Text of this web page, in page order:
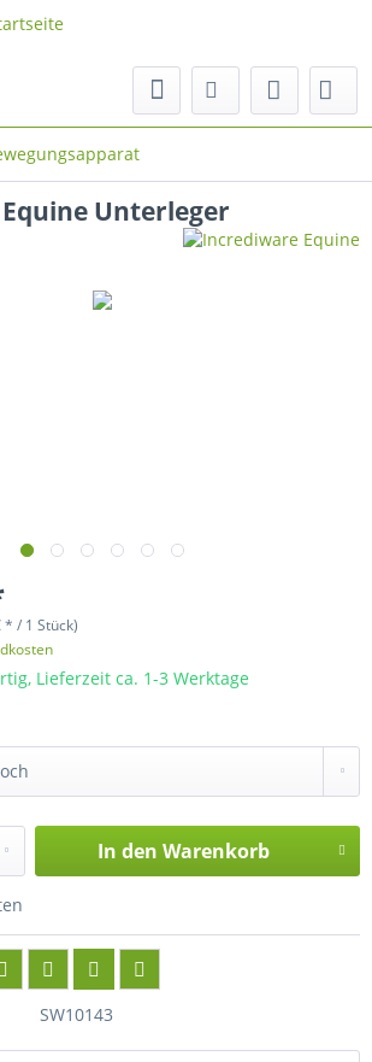
Unterleger
* / 1 Stück)
Lieferzeit ca. 1-3 Werktage
In den Warenkorb
SW10143